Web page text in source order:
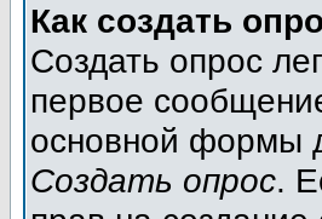
Как создать
Создать опрос
первое
основной формы
Создать опрос.